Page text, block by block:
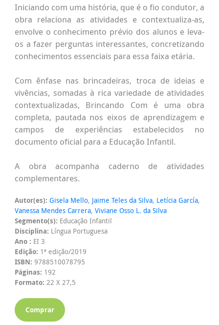
Iniciando com uma história, que é o fio condutor, a
obra relaciona as atividades e contextualiza-as,
envolve o conhecimento prévio dos alunos e leva-
os a fazer perguntas interessantes, concretizando
conhecimentos essenciais para essa faixa etária.
Com ênfase nas brincadeiras, troca de ideias e
vivências, somadas à rica variedade de atividades
contextualizadas, Brincando Com é uma obra
completa, pautada nos eixos de aprendizagem e
campos de experiências estabelecidos no
documento oficial para a Educação Infantil.
A obra acompanha caderno de atividades
complementares.
Autor(es): Gisela Mello, Jaime Teles da Silva, Letícia García,
Vanessa Mendes Carrera, Viviane Osso L. da Silva
Segmento(s): Educação Infantil
Disciplina: Língua Portuguesa
Ano : EI 3
Edição: 1ª edição/2019
ISBN: 9788510078795
Páginas: 192
Formato: 22 X 27,5
Comprar